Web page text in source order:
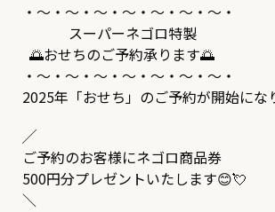
・～・～・～・～・～・～・～・
スーパーネゴロ特製
🌅おせちのご予約承ります🌅
・～・～・～・～・～・～・～・
2025年「おせち」のご予約が開始にな
╱
ご予約のお客様にネゴロ商品券
500円分プレゼントいたします😊💘
＼